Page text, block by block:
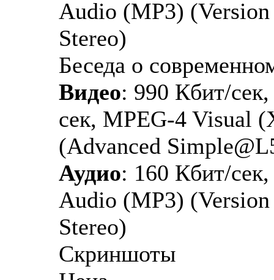
Audio (MP3)
Stereo)
Беседа о
Видео: 990 Кбит/
сек, MPEG-4 Visual
(Advanced
Аудио: 160 Кбит/
Audio (MP3)
Stereo)
Скриншоты